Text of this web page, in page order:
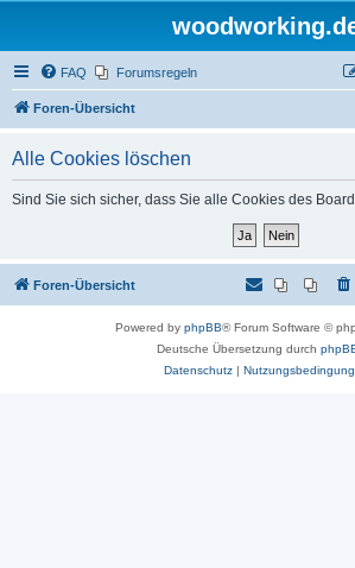
FAQ Forumsregeln
Foren-Übersicht
Alle Cookies löschen
Sind Sie sich sicher, dass Sie alle Cookies des
Foren-Übersicht
Powered by phpBB® Forum Software ©
Deutsche Übersetzung durch
Datenschutz|